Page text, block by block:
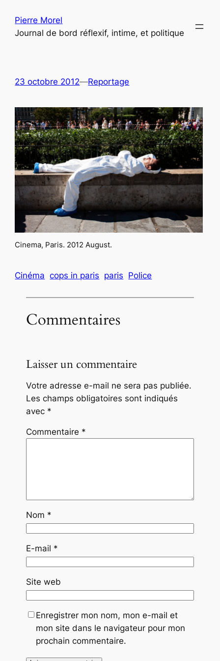
contenu
Pierre Morel
Journal de bord réflexif, intime, et politique
23 octobre 2012—Reportage
Cinema, Paris. 2012 August.
Cinéma cops in paris paris Police
Commentaires
Laisser un commentaire
Votre adresse e-mail ne sera pas publiée.
Les champs obligatoires sont indiqués
avec *
Commentaire *
Nom *
E-mail *
Site web
Enregistrer mon nom, mon e-mail et
mon site dans le navigateur pour mon
prochain commentaire.